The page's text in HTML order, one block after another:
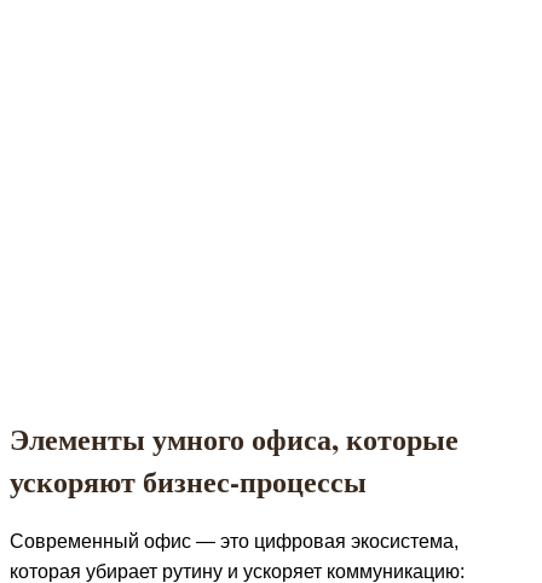
Элементы умного офиса, которые
ускоряют бизнес-процессы
Современный офис — это цифровая экосистема,
которая убирает рутину и ускоряет коммуникацию: